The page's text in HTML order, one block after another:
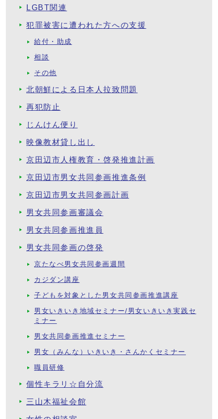
LGBT関連
犯罪被害に遭われた方への支援
給付・助成
相談
その他
北朝鮮による日本人拉致問題
再犯防止
じんけん便り
映像教材貸し出し
京田辺市人権教育・啓発推進計画
京田辺市男女共同参画推進条例
京田辺市男女共同参画計画
男女共同参画審議会
男女共同参画推進員
男女共同参画の啓発
京たなべ男女共同参画週間
カジダン講座
子どもを対象とした男女共同参画推進講座
男女いきいき地域セミナー/男女いきいき実践セ
ミナー
男女共同参画推進セミナー
男女（みんな）いきいき・さんかくセミナー
職員研修
個性キラリ☆自分流
三山木福祉会館